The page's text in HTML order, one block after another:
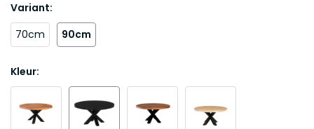
Variant:
70cm
90cm
Kleur: